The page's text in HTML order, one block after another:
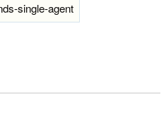
single-agent